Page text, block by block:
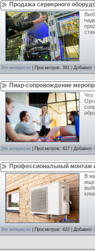
Продажа серверного
Это интересно | Просмотров: 391 | Добавил:
Пиар-сопровождение
Что
Это интересно | Просмотров: 427 | Добавил:
Профессиональный монтаж
В
Это интересно | Просмотров: 422 | Добавил: